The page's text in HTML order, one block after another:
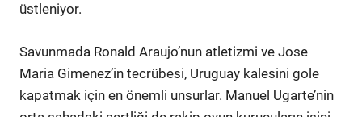
üstleniyor.
Savunmada Ronald Araujo’nun atletizmi ve Jose
Maria Gimenez’in tecrübesi, Uruguay kalesini gole
kapatmak için en önemli unsurlar. Manuel Ugarte’nin